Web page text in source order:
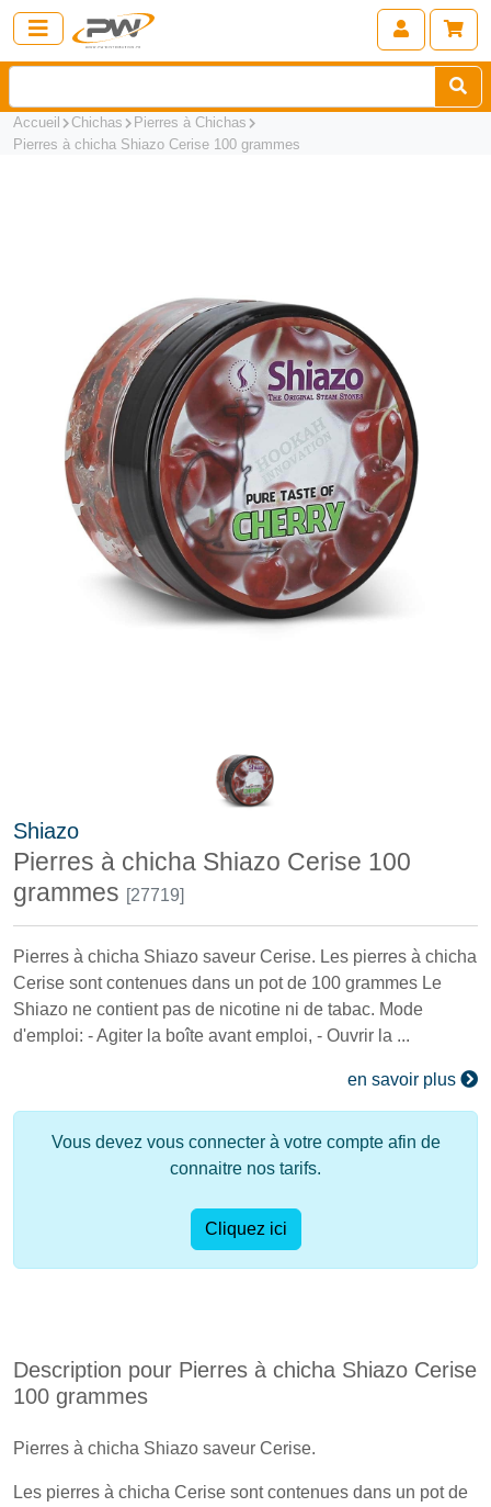
Accueil Chichas
Pierres à Chichas
Pierres à chicha Shiazo Cerise 100 grammes
Shiazo
Pierres à chicha Shiazo Cerise 100
grammes [27719]
Pierres à chicha Shiazo saveur Cerise. Les pierres à chicha
Cerise sont contenues dans un pot de 100 grammes Le
Shiazo ne contient pas de nicotine ni de tabac. Mode
d'emploi: - Agiter la boîte avant emploi, - Ouvrir la ...
en savoir plus
Vous devez vous connecter à votre compte afin de
connaitre nos tarifs.
Cliquez ici
Description pour Pierres à chicha Shiazo Cerise
100 grammes
Pierres à chicha Shiazo saveur Cerise.
Les pierres à chicha Cerise sont contenues dans un pot de